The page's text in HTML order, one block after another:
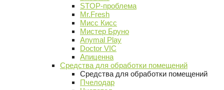
STOP-проблема
Mr.Fresh
Мисс Кисс
Мистер Бруно
Anymal Play
Doctor VIC
Апиценна
Средства для обработки помещений
Средства для обработки помещений
Пчелодар